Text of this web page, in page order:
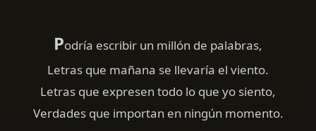
Podría escribir un millón de palabras,
Letras que mañana se llevaría el viento.
Letras que expresen todo lo que yo siento,
Verdades que importan en ningún momento.